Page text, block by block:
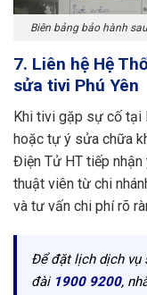
Biên bảng bảo hành
7. Liên hệ Hệ
sửa tivi Phú Yên
Khi tivi gặp sự cố tại
hoặc tự ý sửa chữa
Điện Tử HT tiếp nhận
thuật viên từ chi
và tư vấn chi phí rõ
Để đặt lịch dịch vụ
đài 1900 9200,